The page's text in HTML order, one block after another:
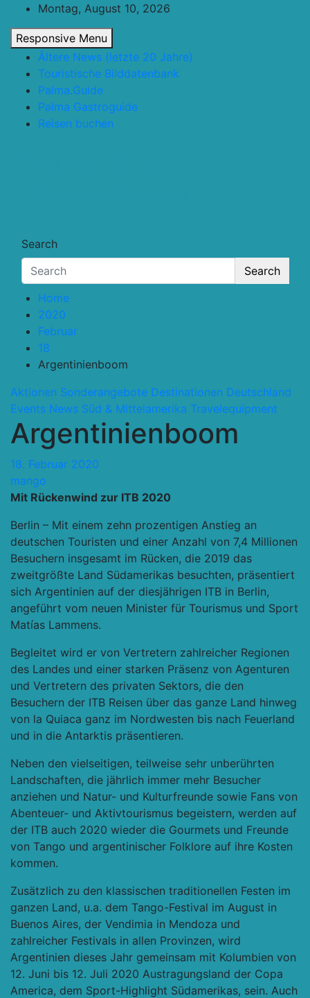
content
Montag, August 10, 2026
Responsive Menu
Ältere News (letzte 20 Jahre)
Touristische Bilddatenbank
Palma.Guide
Palma Gastroguide
Reisen buchen
Search
Search
Home
2020
Februar
18
Argentinienboom
Aktionen Sonderangebote Destinationen Deutschland
Events News Süd & Mittelamerika Travelequipment
Argentinienboom
18. Februar 2020
mango
Mit Rückenwind zur ITB 2020
Berlin – Mit einem zehn prozentigen Anstieg an
deutschen Touristen und einer Anzahl von 7,4 Millionen
Besuchern insgesamt im Rücken, die 2019 das
zweitgrößte Land Südamerikas besuchten, präsentiert
sich Argentinien auf der diesjährigen ITB in Berlin,
angeführt vom neuen Minister für Tourismus und Sport
Matías Lammens.
Begleitet wird er von Vertretern zahlreicher Regionen
des Landes und einer starken Präsenz von Agenturen
und Vertretern des privaten Sektors, die den
Besuchern der ITB Reisen über das ganze Land hinweg
von la Quiaca ganz im Nordwesten bis nach Feuerland
und in die Antarktis präsentieren.
Neben den vielseitigen, teilweise sehr unberührten
Landschaften, die jährlich immer mehr Besucher
anziehen und Natur- und Kulturfreunde sowie Fans von
Abenteuer- und Aktivtourismus begeistern, werden auf
der ITB auch 2020 wieder die Gourmets und Freunde
von Tango und argentinischer Folklore auf ihre Kosten
kommen.
Zusätzlich zu den klassischen traditionellen Festen im
ganzen Land, u.a. dem Tango-Festival im August in
Buenos Aires, der Vendimia in Mendoza und
zahlreicher Festivals in allen Provinzen, wird
Argentinien dieses Jahr gemeinsam mit Kolumbien von
12. Juni bis 12. Juli 2020 Austragungsland der Copa
America, dem Sport-Highlight Südamerikas, sein. Auch